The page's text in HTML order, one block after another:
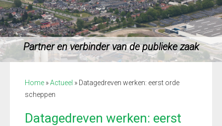
Partner en verbinder van de publieke zaak
Home »Actueel » Datagedreven werken: eerst orde
scheppen
Datagedreven werken: eerst